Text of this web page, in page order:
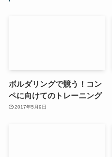
ボルダリングで競う！コン
ペに向けてのトレーニング
2017年5月9日